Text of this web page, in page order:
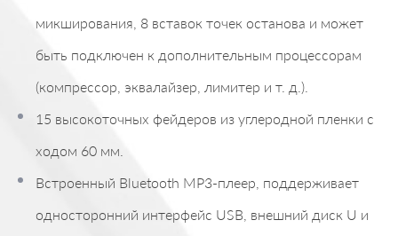
микширования, 8 вставок точек останова и может
быть подключен к дополнительным процессорам
(компрессор, эквалайзер, лимитер и т. д.).
15 высокоточных фейдеров из углеродной пленки с
ходом 60 мм.
Встроенный Bluetooth MP3-плеер, поддерживает
односторонний интерфейс USB, внешний диск U и